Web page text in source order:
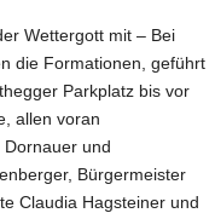
Wettergott mit – Bei
die Formationen, geführt
Parkplatz bis vor
allen voran
und
Bürgermeister
Claudia Hagsteiner und